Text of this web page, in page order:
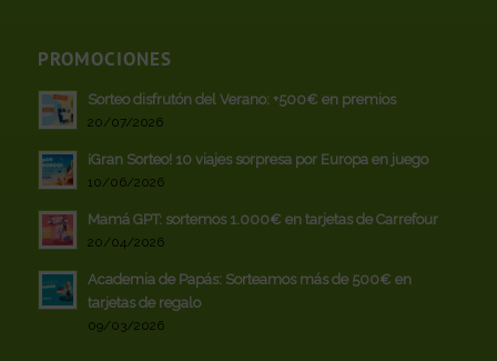
PROMOCIONES
Sorteo disfrutón del Verano: +500€ en premios
20/07/2026
¡Gran Sorteo! 10 viajes sorpresa por Europa en juego
10/06/2026
Mamá GPT: sortemos 1.000€ en tarjetas de Carrefour
20/04/2026
Academia de Papás: Sorteamos más de 500€ en
tarjetas de regalo
09/03/2026